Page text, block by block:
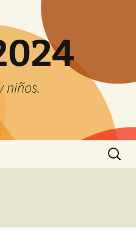
niños.
Buscar: